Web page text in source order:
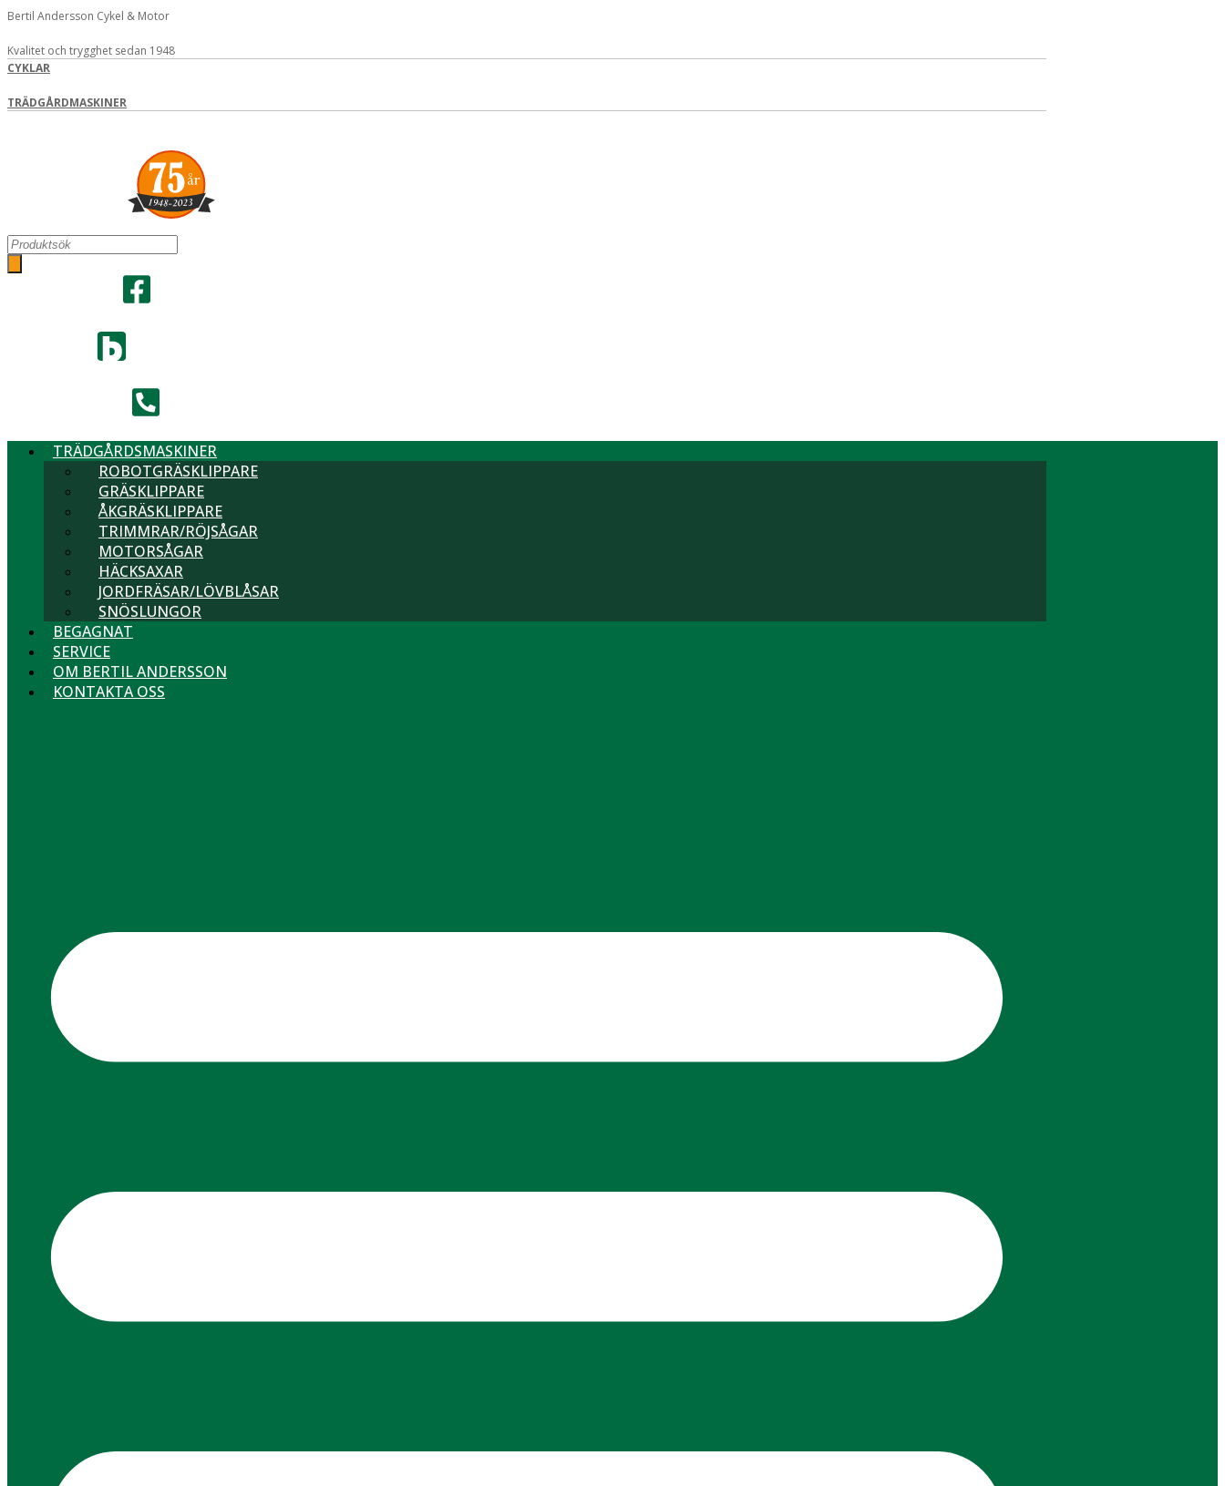
Hoppa
innehåll
Bertil Andersson Cykel & Motor
Kvalitet och trygghet sedan 1948
CYKLAR
TRÄDGÅRDMASKINER
Search
...
TRÄDGÅRDSMASKINER
ROBOTGRÄSKLIPPARE
GRÄSKLIPPARE
ÅKGRÄSKLIPPARE
TRIMMRAR/RÖJSÅGAR
MOTORSÅGAR
HÄCKSAXAR
JORDFRÄSAR/LÖVBLÅSAR
SNÖSLUNGOR
BEGAGNAT
SERVICE
OM BERTIL ANDERSSON
KONTAKTA OSS